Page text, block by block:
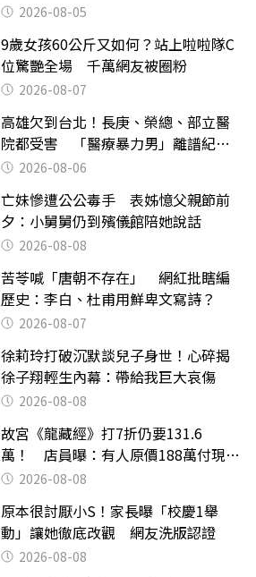
2026-08-05
9歲女孩60公斤又如何？站上啦啦隊C
位驚艷全場 千萬網友被圈粉
2026-08-07
高雄欠到台北！長庚、榮總、部立醫
院都受害 「醫療暴力男」離譜紀錄
曝光2026-08-06
亡妹慘遭公公毒手 表姊憶父親節前
夕：小舅舅仍到殯儀館陪她說話
2026-08-08
苦苓喊「唐朝不存在」 網紅批瞎編
歷史：李白、杜甫用鮮卑文寫詩？
2026-08-07
徐莉玲打破沉默談兒子身世！心碎揭
徐子翔輕生內幕：帶給我巨大哀傷
2026-08-08
故宮《龍藏經》打7折仍要131.6
萬！ 店員曝：有人原價188萬付現購
買 2026-08-08
原本很討厭小S！家長曝「校慶1舉
動」讓她徹底改觀 網友洗版認證
2026-08-08